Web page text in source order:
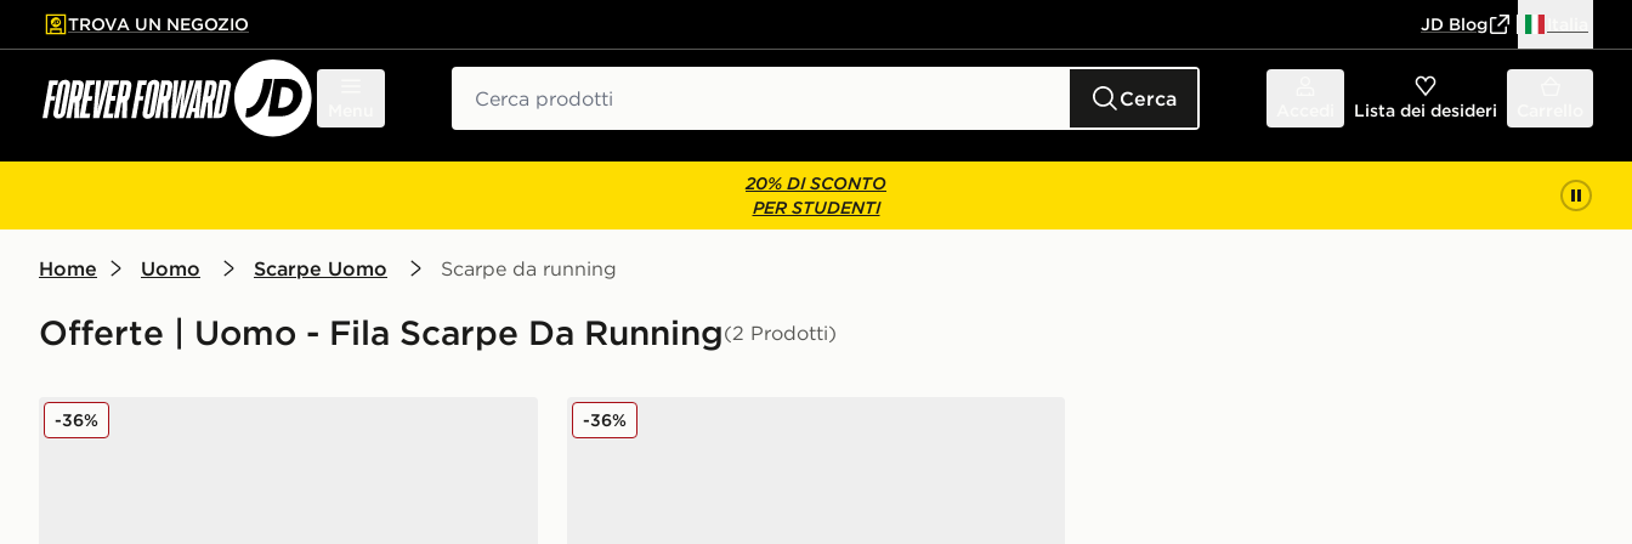
contenuto principale
a fondo pagina
TROVA UN NEGOZIO JD Blog
Cerca Lista dei desideri
20% DI SCONTO
PER STUDENTI
Home Uomo Scarpe Uomo Scarpe da running
Offerte | Uomo - Fila Scarpe Da Running(2 Prodotti)
Fila RGB Fuse
-36% Fila RGB Fuse
-36%